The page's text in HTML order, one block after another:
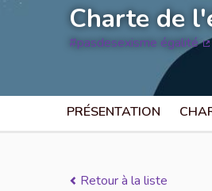
Charte de
#pasdesexisme égalité
PRÉSENTATION
Retour à la liste